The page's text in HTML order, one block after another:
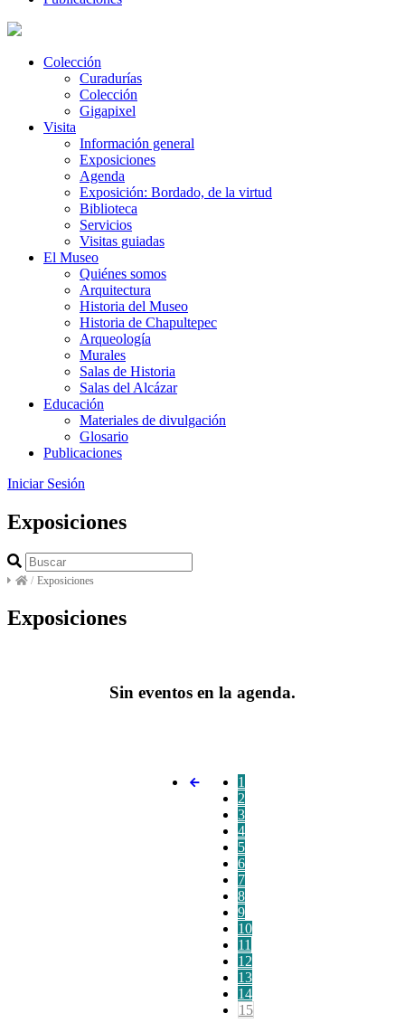
Colección
Curadurías
Colección
Gigapixel
Visita
Información general
Exposiciones
Agenda
Exposición: Bordado, de la virtud
Biblioteca
Servicios
Visitas guiadas
El Museo
Quiénes somos
Arquitectura
Historia del Museo
Historia de Chapultepec
Arqueología
Murales
Salas de Historia
Salas del Alcázar
Educación
Materiales de divulgación
Glosario
Publicaciones
Iniciar Sesión
Exposiciones
/ Exposiciones
Exposiciones
Sin eventos en la agenda.
1
2
3
4
5
6
7
8
9
10
11
12
13
14
15